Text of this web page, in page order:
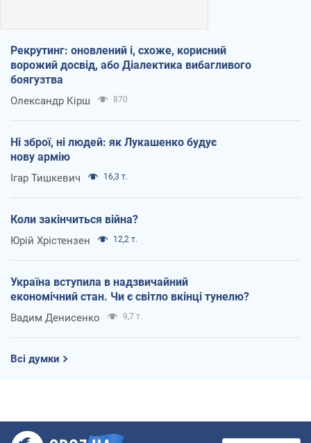
Рекрутинг: оновлений і, схоже, корисний
ворожий досвід, або Діалектика вибагливого
боягузтва
Олександр Кірш 870
Ні зброї, ні людей: як Лукашенко будує
нову армію
Ігар Тишкевич 16,3 т.
Коли закінчиться війна?
Юрій Хрістензен 12,2 т.
Україна вступила в надзвичайний
економічний стан. Чи є світло вкінці тунелю?
Вадим Денисенко 9,7 т.
Всі думки